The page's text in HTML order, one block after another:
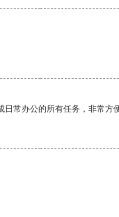
常办公的所有任务，非常方便